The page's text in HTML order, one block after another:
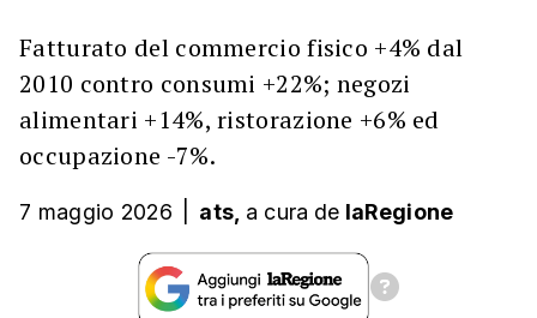
Fatturato del commercio fisico +4% dal
2010 contro consumi +22%; negozi
alimentari +14%, ristorazione +6% ed
occupazione -7%.
7 maggio 2026 ats, a cura de laRegione